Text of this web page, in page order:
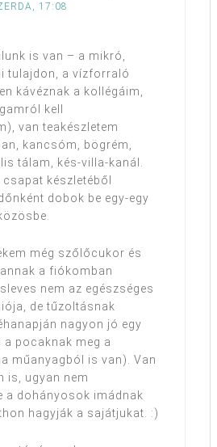
17:08
is van – a mikró,
tulajdon, a vízforraló
kávéznak a kollégáim,
kell
van teakészletem
kancsóm, bögrém,
tálam, kés-villa-kanál.
készletéből
dobok be egy-egy
még szőlőcukor és
a fiókomban
nem az egészséges
de tűzoltásnak
nagyon jó egy
a pocaknak meg a
műanyagból is van). Van
is, ugyan nem
a dohányosok imádnak
hagyják a sajátjukat. :)